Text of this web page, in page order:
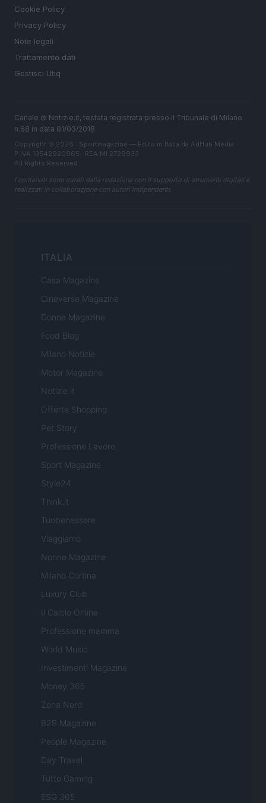
Cookie Policy
Privacy Policy
Note legali
Trattamento dati
Gestisci Utiq
Canale di Notizie.it, testata registrata presso il Tribunale di Milano
n.68 in data 01/03/2018
Copyright © 2026 · Sportmagazine — Edito in Italia da AdHub Media
P.IVA 13542920965 · REA MI 2729933
All Rights Reserved
I contenuti sono curati dalla redazione con il supporto di strumenti digitali e
realizzati in collaborazione con autori indipendenti.
ITALIA
Casa Magazine
Cineverse Magazine
Donne Magazine
Food Blog
Milano Notizie
Motor Magazine
Notizie.it
Offerte Shopping
Pet Story
Professione Lavoro
Sport Magazine
Style24
Think.it
Tuobenessere
Viaggiamo
Nonne Magazine
Milano Cortina
Luxury Club
Il Calcio Online
Professione mamma
World Music
Investimenti Magazine
Money 365
Zona Nerd
B2B Magazine
People Magazine
Day Travel
Tutto Gaming
ESG 365